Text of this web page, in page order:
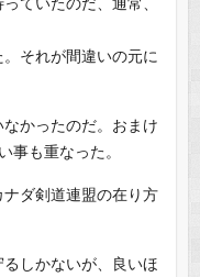
それが間違いの元に
かったのだ。おまけ
事も重なった。
ダ剣道連盟の在り方
しかないが、良いほ